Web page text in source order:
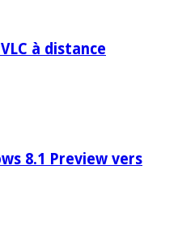
à distance
8.1 Preview vers